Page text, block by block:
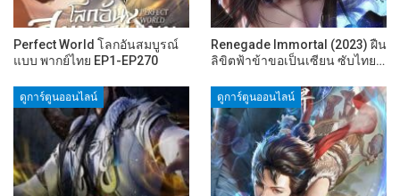
Perfect World โลกอันสมบูรณ์
แบบ พากย์ไทย EP1-EP270
Renegade Immortal (2023) ฝืน
ลิขิตฟ้าข้าขอเป็นเซียน ซับไทย…
ดูการ์ตูนออนไลน์ ดูการ์ตูนออนไลน์